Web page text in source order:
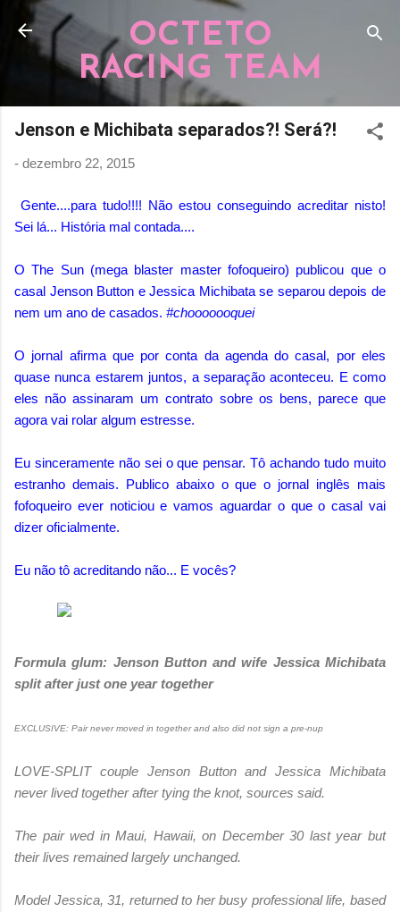
Pular para o conteúdo principal
OCTETO
RACING TEAM
Jenson e Michibata separados?! Será?!
- dezembro 22, 2015
Gente....para tudo!!!! Não estou conseguindo acreditar nisto!
Sei lá... História mal contada....
O The Sun (mega blaster master fofoqueiro) publicou que o
casal Jenson Button e Jessica Michibata se separou depois de
nem um ano de casados. #chooooooquei
O jornal afirma que por conta da agenda do casal, por eles
quase nunca estarem juntos, a separação aconteceu. E como
eles não assinaram um contrato sobre os bens, parece que
agora vai rolar algum estresse.
Eu sinceramente não sei o que pensar. Tô achando tudo muito
estranho demais. Publico abaixo o que o jornal inglês mais
fofoqueiro ever noticiou e vamos aguardar o que o casal vai
dizer oficialmente.
Eu não tô acreditando não... E vocês?
Formula glum: Jenson Button and wife Jessica Michibata
split after just one year together
EXCLUSIVE: Pair never moved in together and also did not sign a pre-nup
LOVE-SPLIT couple Jenson Button and Jessica Michibata
never lived together after tying the knot, sources said.
The pair wed in Maui, Hawaii, on December 30 last year but
their lives remained largely unchanged.
Model Jessica, 31, returned to her busy professional life, based